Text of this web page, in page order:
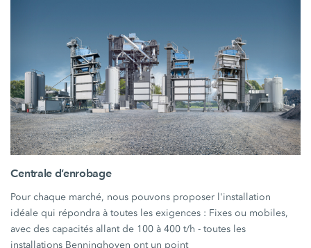
Centrale d’enrobage
Pour chaque marché, nous pouvons proposer l'installation
idéale qui répondra à toutes les exigences : Fixes ou mobiles,
avec des capacités allant de 100 à 400 t/h - toutes les
installations Benninghoven ont un point